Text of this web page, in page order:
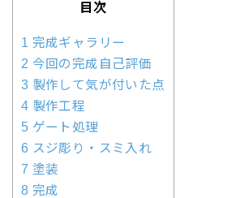
目次
1 完成ギャラリー
2 今回の完成自己評価
3 製作して気が付いた点
4 製作工程
5 ゲート処理
6 スジ彫り・スミ入れ
7 塗装
8 完成